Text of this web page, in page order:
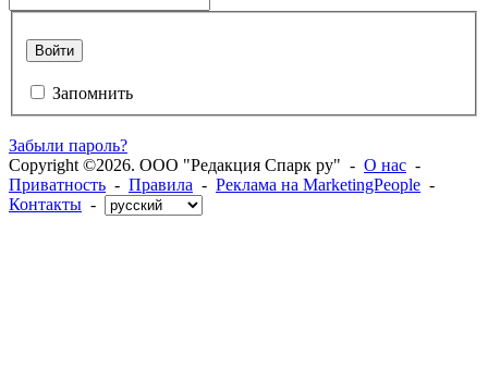
Войти
Запомнить
Забыли пароль?
Copyright ©2026. ООО "Редакция Спарк ру" - О нас -
Приватность - Правила - Реклама на MarketingPeople -
Контакты -